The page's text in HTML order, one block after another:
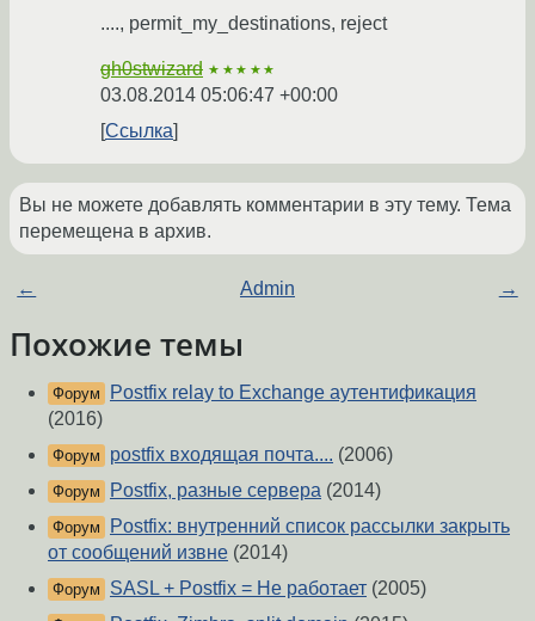
...., permit_my_destinations, reject
gh0stwizard ★★★★★
03.08.2014 05:06:47 +00:00
Ссылка
Вы не можете добавлять комментарии в эту тему. Тема
перемещена в архив.
← Admin →
Похожие темы
Форум
Postfix relay to Exchange аутентификация
(2016)
Форум postfix входящая почта.... (2006)
Форум Postfix, разные сервера (2014)
Форум
Postfix: внутренний список рассылки закрыть
от сообщений извне (2014)
Форум SASL + Postfix = Не работает (2005)